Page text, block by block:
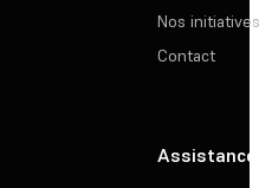
Nos initiatives
Contact
Assistance